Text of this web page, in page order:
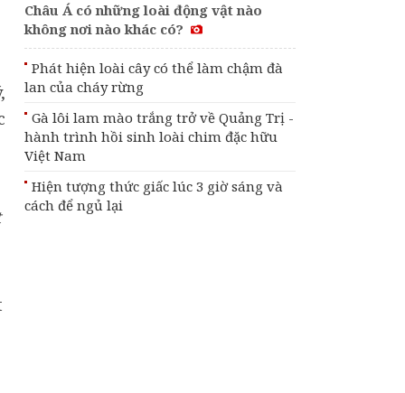
Châu Á có những loài động vật nào
không nơi nào khác có?
Phát hiện loài cây có thể làm chậm đà
lan của cháy rừng
Gà lôi lam mào trắng trở về Quảng Trị -
hành trình hồi sinh loài chim đặc hữu
Việt Nam
Hiện tượng thức giấc lúc 3 giờ sáng và
cách để ngủ lại